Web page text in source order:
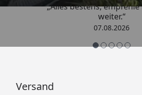
„Alles bestens,
weiter.“
07.08.2026
Versand